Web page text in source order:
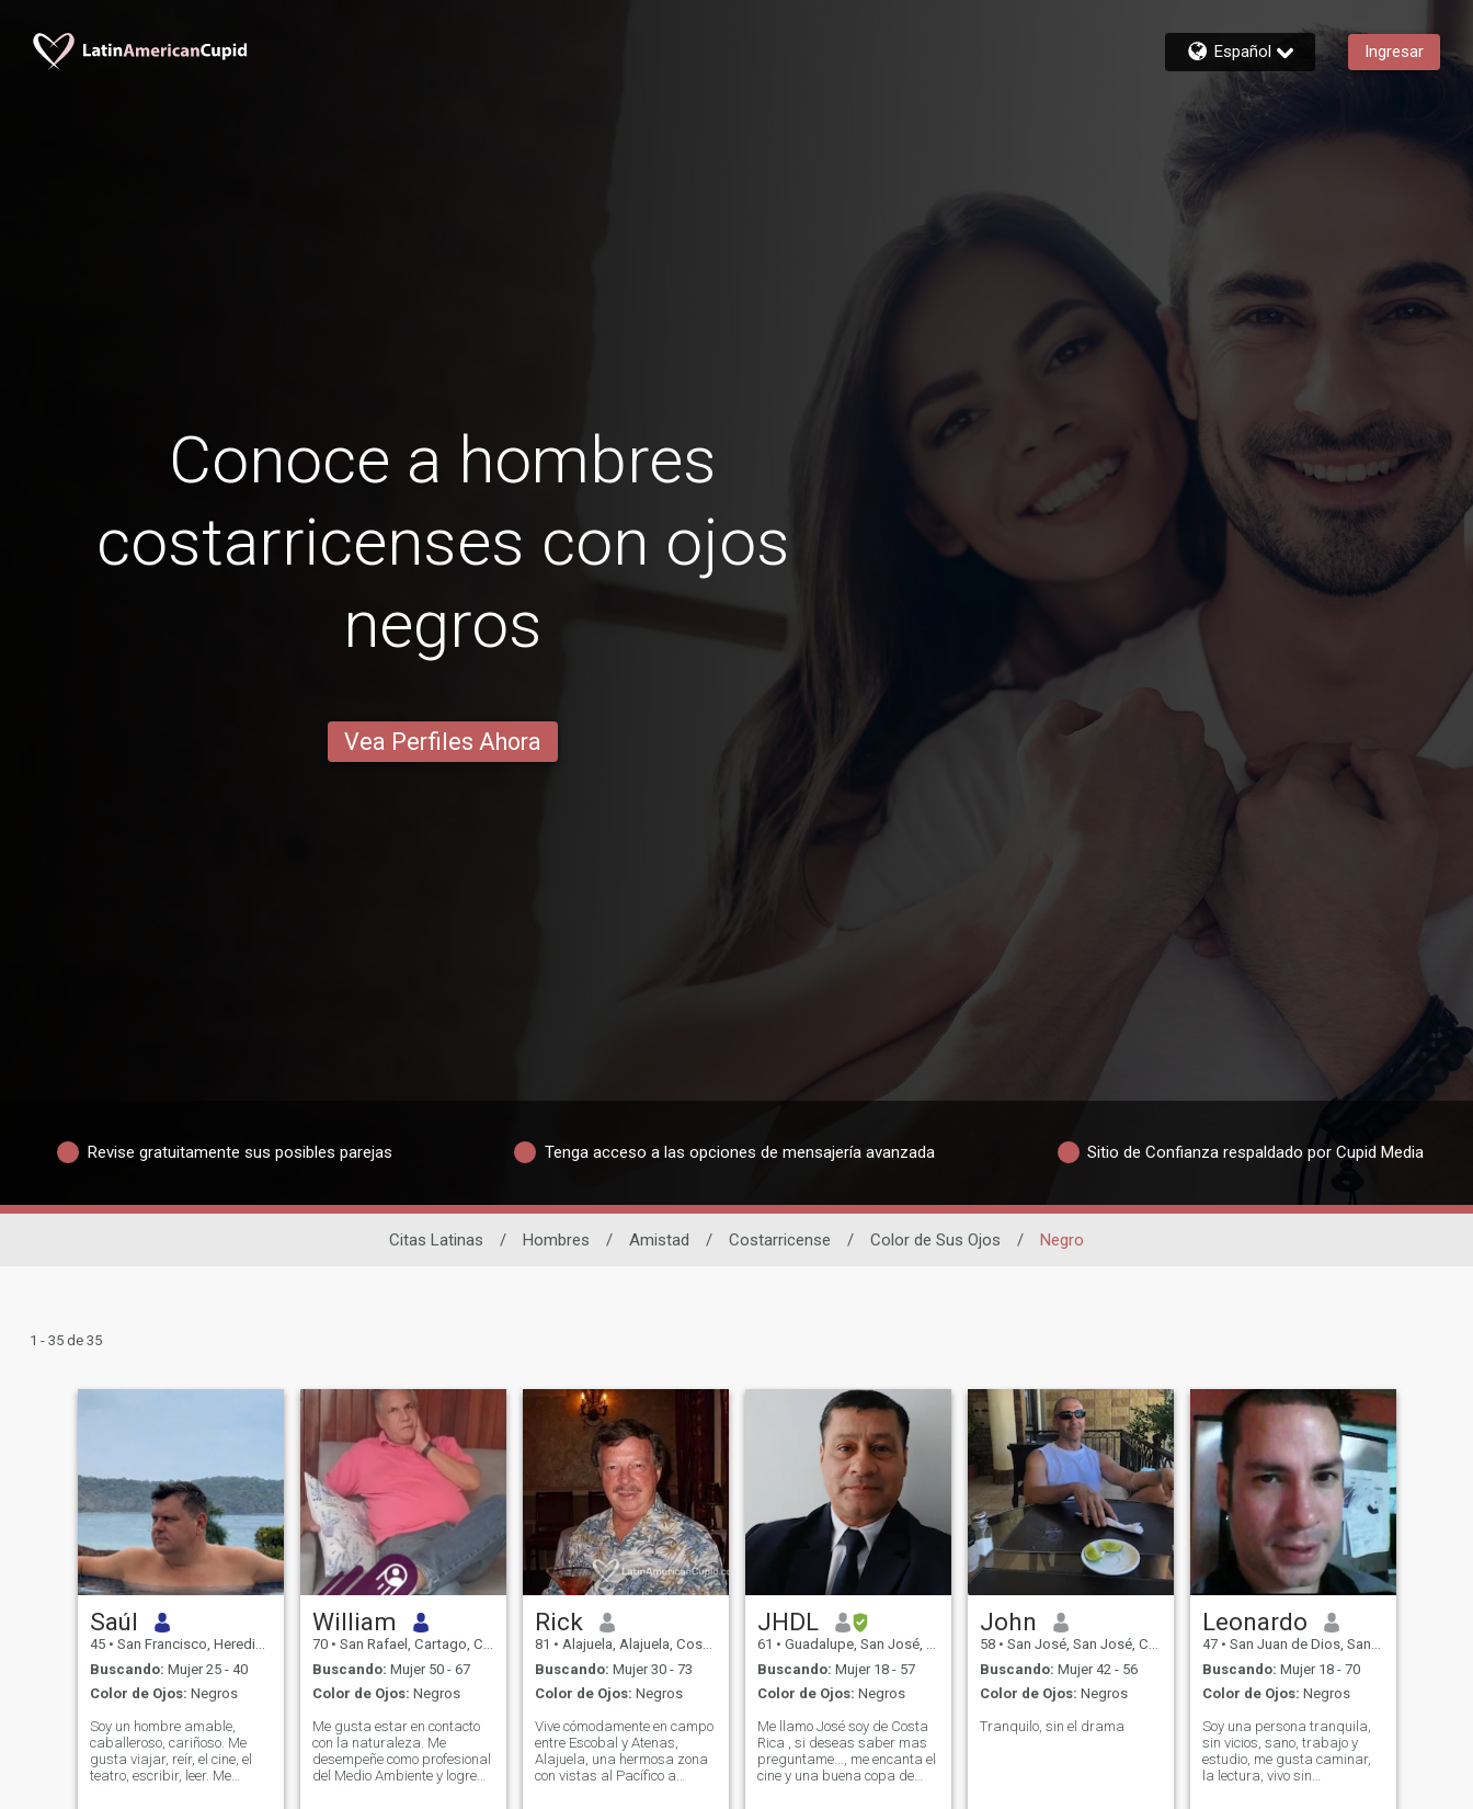
Español Ingresar
Conoce a hombres
costarricenses con ojos
negros
Vea Perfiles Ahora
Revise gratuitamente sus posibles parejas Tenga acceso a las opciones de mensajería avanzada Sitio de Confianza respaldado por Cupid Media
Citas Latinas / Hombres / Amistad / Costarricense / Color de Sus Ojos / Negro
1 - 35 de 35
Saúl
45 • San Francisco, Heredia, Costa Rica
Buscando: Mujer 25 - 40
Color de Ojos: Negros
Soy un hombre amable,
caballeroso, cariñoso. Me
gusta viajar, reír, el cine, el
teatro, escribir, leer. Me
William
70 • San Rafael, Cartago, Costa Rica
Buscando: Mujer 50 - 67
Color de Ojos: Negros
Me gusta estar en contacto
con la naturaleza. Me
desempeñe como profesional
del Medio Ambiente y logre
Rick
81 • Alajuela, Alajuela, Costa Rica
Buscando: Mujer 30 - 73
Color de Ojos: Negros
Vive cómodamente en campo
entre Escobal y Atenas,
Alajuela, una hermosa zona
con vistas al Pacífico a
JHDL
61 • Guadalupe, San José, Costa Rica
Buscando: Mujer 18 - 57
Color de Ojos: Negros
Me llamo José soy de Costa
Rica , si deseas saber mas
preguntame..., me encanta el
cine y una buena copa de
John
58 • San José, San José, Costa Rica
Buscando: Mujer 42 - 56
Color de Ojos: Negros
Tranquilo, sin el drama
Leonardo
47 • San Juan de Dios, San José, Costa Rica
Buscando: Mujer 18 - 70
Color de Ojos: Negros
Soy una persona tranquila,
sin vicios, sano, trabajo y
estudio, me gusta caminar,
la lectura, vivo sin